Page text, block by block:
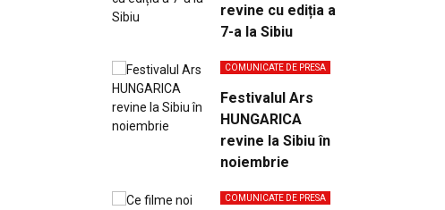
revine cu ediția a
7-a la Sibiu
COMUNICATE DE PRESA
Festivalul Ars
HUNGARICA
revine la Sibiu în
noiembrie
COMUNICATE DE PRESA